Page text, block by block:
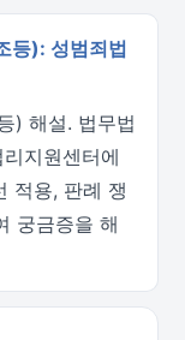
등): 성범죄법
) 해설. 법무법
지원센터에
적용, 판례 쟁
궁금증을 해